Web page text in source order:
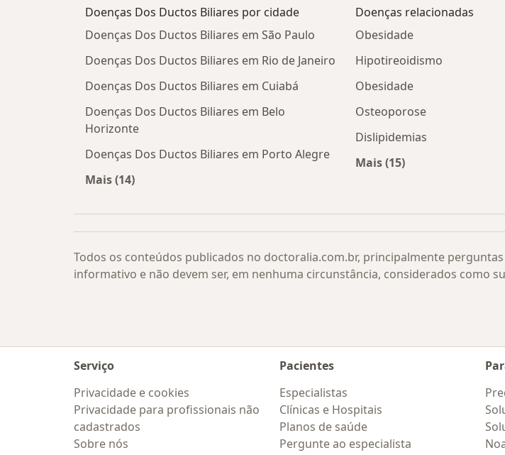
Doenças Dos Ductos Biliares por cidade
Doenças Dos Ductos Biliares em São Paulo
Doenças Dos Ductos Biliares em Rio de Janeiro
Doenças Dos Ductos Biliares em Cuiabá
Doenças Dos Ductos Biliares em Belo
Horizonte
Doenças Dos Ductos Biliares em Porto Alegre
Mais (14)
Doenças relacionadas
Obesidade
Hipotireoidismo
Obesidade
Osteoporose
Dislipidemias
Mais (15)
Todos os conteúdos publicados no doctoralia.com.br, principalmente
informativo e não devem ser, em nenhuma circunstância, considerados como
Serviço
Privacidade e cookies
Privacidade para profissionais não
cadastrados
Sobre nós
Pacientes
Especialistas
Clínicas e Hospitais
Planos de saúde
Pergunte ao especialista